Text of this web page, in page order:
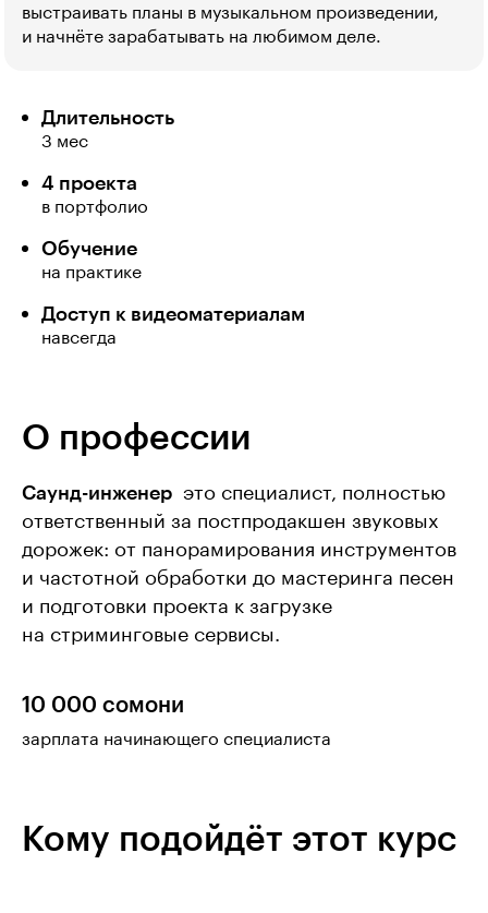
выстраивать планы в музыкальном произведении,
и начнёте зарабатывать на любимом деле.
Длительность
3 мес
4 проекта
в портфолио
Обучение
на практике
Доступ к видеоматериалам
навсегда
О профессии
Саунд-инженер  это специалист, полностью
ответственный за постпродакшен звуковых
дорожек: от панорамирования инструментов
и частотной обработки до мастеринга песен
и подготовки проекта к загрузке
на стриминговые сервисы.
10 000 сомони
зарплата начинающего специалиста
Кому подойдёт этот курс